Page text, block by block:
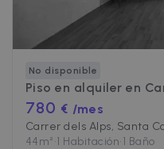
No disponible
Piso en alquiler en
780 € /mes
Carrer dels Alps, Santa
44m²•1 Habitación•1 Baño